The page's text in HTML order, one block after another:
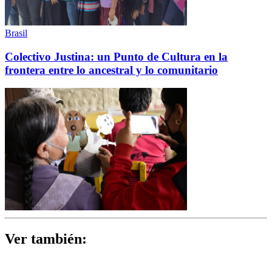
Brasil
Colectivo Justina: un Punto de Cultura en la
frontera entre lo ancestral y lo comunitario
Ver también: